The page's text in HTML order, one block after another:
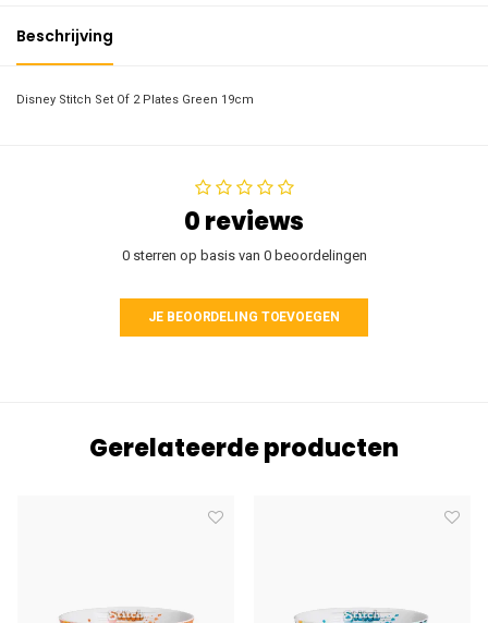
Beschrijving
Disney Stitch Set Of 2 Plates Green 19cm
0 reviews
0 sterren op basis van 0 beoordelingen
JE BEOORDELING TOEVOEGEN
Gerelateerde producten